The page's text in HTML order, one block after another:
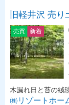
旧軽井沢 売
売買 新着
木漏れ日と苔の絨
㈱リゾートホー